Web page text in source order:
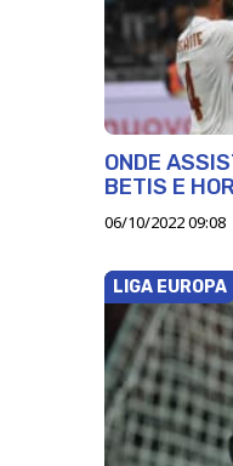
ONDE
BETIS E
06/10/2022 09:08
LIGA EUROPA